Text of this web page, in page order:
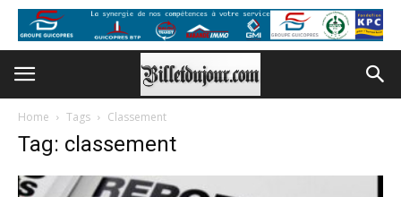
Home Tags Classement
Tag: classement